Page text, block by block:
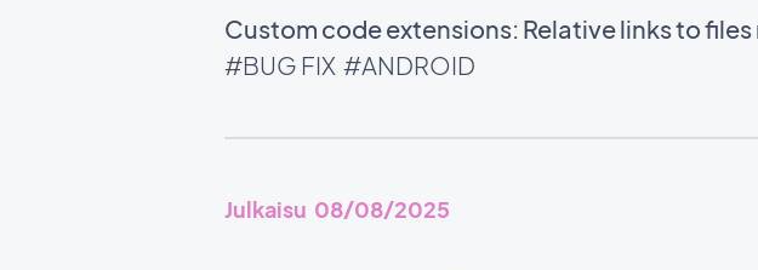
Custom code extensions: Relative links to
#BUG FIX #ANDROID
Julkaisu 08/08/2025